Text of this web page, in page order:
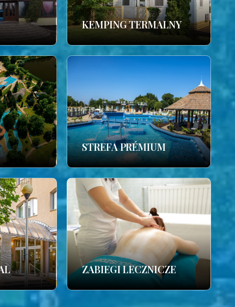
KEMPING TERMALNY
STREFA PRÉMIUM
ZABIEGI LECZNICZE